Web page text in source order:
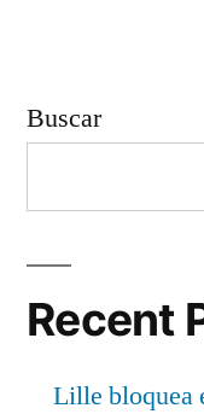
Buscar
Recent
Lille bloquea